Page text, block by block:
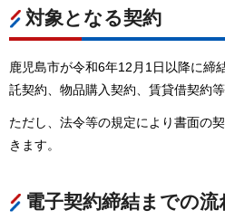
対象となる契約
鹿児島市が令和6年12月1日以降に締
託契約、物品購入契約、賃貸借契約
ただし、法令等の規定により書面の
きます。
電子契約締結までの流